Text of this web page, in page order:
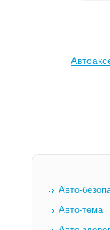
Авто-
Авто-тема